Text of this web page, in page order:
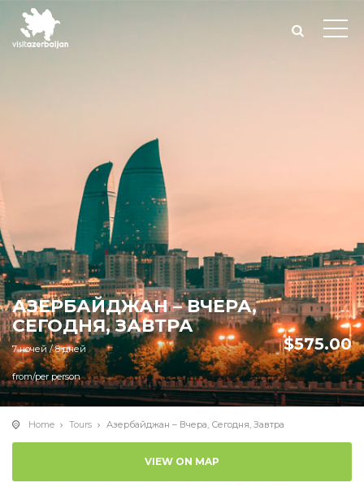
АЗЕРБАЙДЖАН – ВЧЕРА,
СЕГОДНЯ, ЗАВТРА
7 ночей / 8 дней
from/per person
$575.00
Home Tours Азербайджан – Вчера, Сегодня, Завтра
VIEW ON MAP